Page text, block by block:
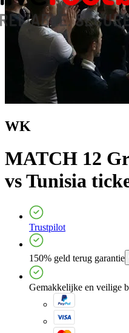
WK
MATCH 12
vs Tunisia
Trustpilot
150% geld terug garantie
Gemakkelijke en veilige